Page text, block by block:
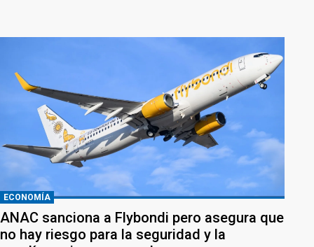
ECONOMÍA
ANAC sanciona a Flybondi pero asegura que
no hay riesgo para la seguridad y la